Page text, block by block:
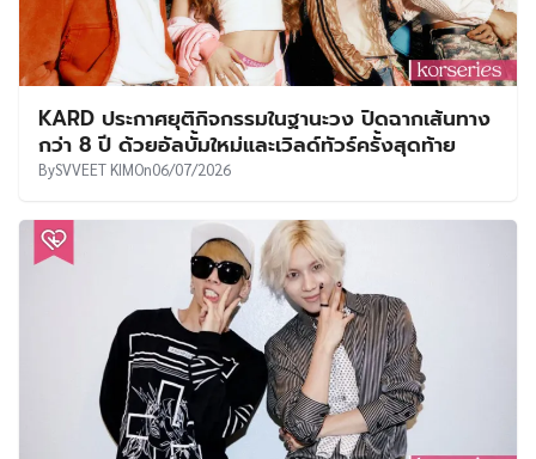
KARD ประกาศยุติกิจกรรมในฐานะวง ปิดฉากเส้นทาง
กว่า 8 ปี ด้วยอัลบั้มใหม่และเวิลด์ทัวร์ครั้งสุดท้าย
BySVVEET KIMOn06/07/2026